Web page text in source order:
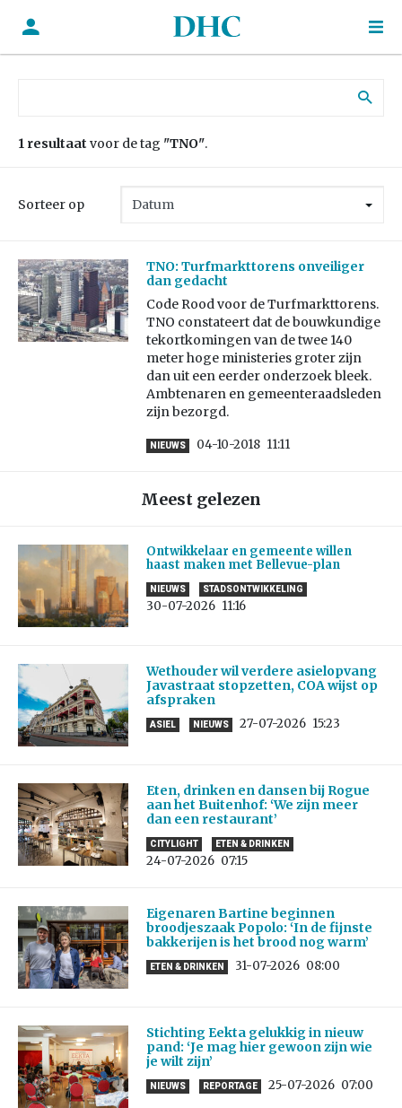
1 resultaat voor de tag "TNO".
Sorteer op
TNO: Turfmarkttorens onveiliger
dan gedacht
Code Rood voor de Turfmarkttorens.
TNO constateert dat de bouwkundige
tekortkomingen van de twee 140
meter hoge ministeries groter zijn
dan uit een eerder onderzoek bleek.
Ambtenaren en gemeenteraadsleden
zijn bezorgd.
NIEUWS 04-10-2018 11:11
Meest gelezen
Ontwikkelaar en gemeente willen
haast maken met Bellevue-plan
NIEUWS STADSONTWIKKELING
30-07-2026 11:16
Wethouder wil verdere asielopvang
Javastraat stopzetten, COA wijst op
afspraken
ASIEL NIEUWS 27-07-2026 15:23
Eten, drinken en dansen bij Rogue
aan het Buitenhof: ‘We zijn meer
dan een restaurant’
CITYLIGHT ETEN & DRINKEN
24-07-2026 07:15
Eigenaren Bartine beginnen
broodjeszaak Popolo: ‘In de fijnste
bakkerijen is het brood nog warm’
ETEN & DRINKEN 31-07-2026 08:00
Stichting Eekta gelukkig in nieuw
pand: ‘Je mag hier gewoon zijn wie
je wilt zijn’
NIEUWS REPORTAGE 25-07-2026 07:00